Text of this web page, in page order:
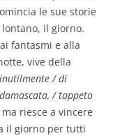
omincia le sue storie
il giorno.
fantasmi e alla
vive della
/ di
/ tappeto
riesce a vincere
il giorno per tutti